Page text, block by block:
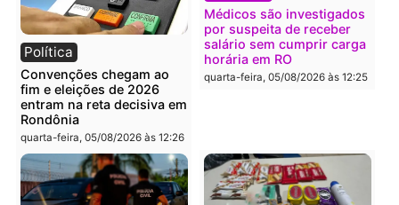
quarta-feira, 05/08/2026 às 12:46
Política
Flávio Bolsonaro escolhe
Alfredo Gaspar para vice
em chapa pura do PL
Furto de energia já levou
mais de 80 para a prisão
em 2026